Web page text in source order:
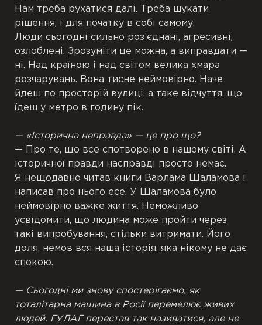
Нам треба рухатися далі. Треба шукати
рішення, і для початку в собі самому.
Люди сьогодні сильно роз’єднані, агресивні,
озлоблені. Зрозуміти це можна, а виправдати —
ні. Над країною і над світом велика хмара
розчарувань. Вона тисне неймовірно. Наче
йдеш по просторій вулиці, а таке відчуття, що
їдеш у метро в годину пік.
— «Історична неправда» — це про що?
— Про те, що все спотворено в нашому світі. А
історичної правди насправді просто немає.
Я нещодавно читав книги Варлама Шаламова і
написав про нього есе. У Шаламова було
неймовірно важке життя. Неможливо
усвідомити, що людина може пройти через
такі випробування, стільки витримати. Його
доля, немов вся наша історія, яка нікому не дає
спокою.
— Сьогодні ми знову спостерігаємо, як
тоталітарна машина в Росії перемелює живих
людей. ГУЛАГ перестав так називатися, але не